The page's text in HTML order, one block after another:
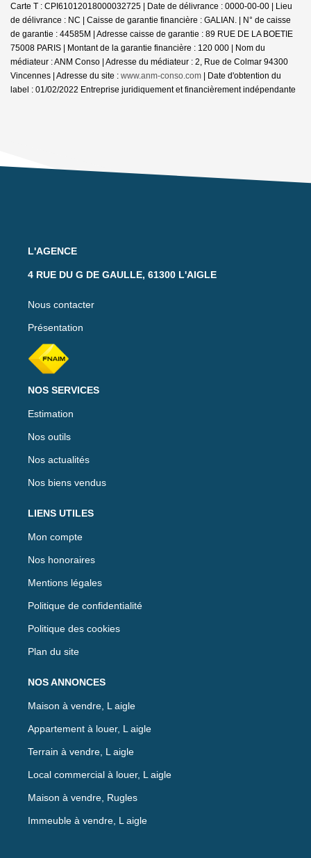
Carte T : CPI61012018000032725 | Date de délivrance : 0000-00-00 | Lieu
de délivrance : NC | Caisse de garantie financière : GALIAN. | N° de caisse
de garantie : 44585M | Adresse caisse de garantie : 89 RUE DE LA BOETIE
75008 PARIS | Montant de la garantie financière : 120 000 | Nom du
médiateur : ANM Conso | Adresse du médiateur : 2, Rue de Colmar 94300
Vincennes | Adresse du site : www.anm-conso.com | Date d'obtention du
label : 01/02/2022 Entreprise juridiquement et financièrement indépendante
L'AGENCE
4 RUE DU G DE GAULLE, 61300 L'AIGLE
Nous contacter
Présentation
NOS SERVICES
Estimation
Nos outils
Nos actualités
Nos biens vendus
LIENS UTILES
Mon compte
Nos honoraires
Mentions légales
Politique de confidentialité
Politique des cookies
Plan du site
NOS ANNONCES
Maison à vendre, L aigle
Appartement à louer, L aigle
Terrain à vendre, L aigle
Local commercial à louer, L aigle
Maison à vendre, Rugles
Immeuble à vendre, L aigle